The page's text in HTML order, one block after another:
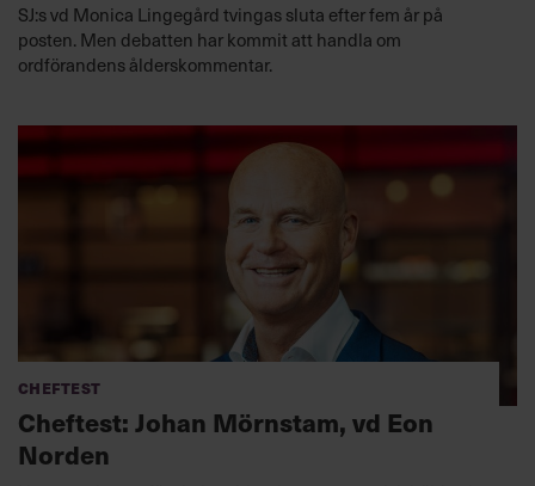
SJ:s vd Monica Lingegård tvingas sluta efter fem år på
posten. Men debatten har kommit att handla om
ordförandens ålderskommentar.
Cheftest
Cheftest: Johan Mörnstam, vd Eon
Norden